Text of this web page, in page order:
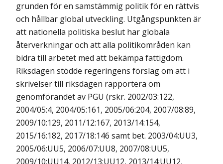
grunden för en samstämmig politik för en rättvis
och hållbar global utveckling. Utgångspunkten är
att nationella politiska beslut har globala
återverkningar och att alla politikområden kan
bidra till arbetet med att bekämpa fattigdom.
Riksdagen stödde regeringens förslag om att i
skrivelser till riksdagen rapportera om
genomförandet av PGU (rskr. 2002/03:122,
2004/05:4, 2004/05:161, 2005/06:204, 2007/08:89,
2009/10:129, 2011/12:167, 2013/14:154,
2015/16:182, 2017/18:146 samt bet. 2003/04:UU3,
2005/06:UU5, 2006/07:UU8, 2007/08:UU5,
2009/10:UU14, 2012/13:UU12, 2013/14:UU12,